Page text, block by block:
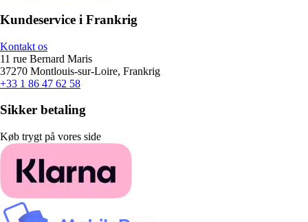
Kundeservice i Frankrig
Kontakt os
11 rue Bernard Maris
37270 Montlouis-sur-Loire, Frankrig
+33 1 86 47 62 58
Sikker betaling
Køb trygt på vores side